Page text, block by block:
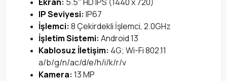
IP Seviyesi: IP67
İşlemci: 8 Çekirdekli İşlemci, 2.0GHz
İşletim Sistemi: Android 13
Kablosuz İletişim: 4G; Wi-Fi 802.11
a/b/g/n/ac/d/e/h/i/k/r/v
Kamera: 13 MP